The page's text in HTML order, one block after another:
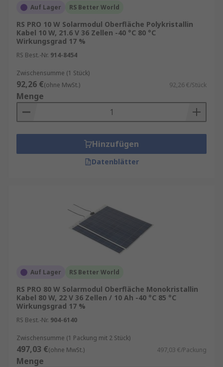
Auf Lager RS Better World
RS PRO 10 W Solarmodul Oberfläche Polykristallin
Kabel 10 W, 21.6 V 36 Zellen -40 °C 80 °C
Wirkungsgrad 17 %
RS Best.-Nr. 914-8454
Zwischensumme (1 Stück)
92,26 €(ohne MwSt.) 92,26 €/Stück
Menge
Hinzufügen
Datenblätter
Auf Lager RS Better World
RS PRO 80 W Solarmodul Oberfläche Monokristallin
Kabel 80 W, 22 V 36 Zellen / 10 Ah -40 °C 85 °C
Wirkungsgrad 17 %
RS Best.-Nr. 904-6140
Zwischensumme (1 Packung mit 2 Stück)
497,03 €(ohne MwSt.) 497,03 €/Packung
Menge